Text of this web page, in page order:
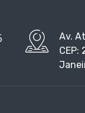
Av.
CEP: